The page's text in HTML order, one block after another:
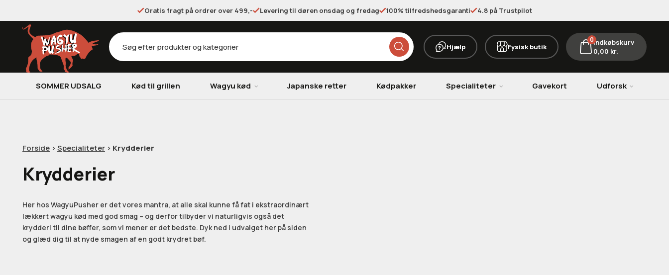
Gratis fragt på ordrer over 499,- Levering til døren onsdag og fredag 100% tilfredshedsgaranti 4.8 på Trustpilot
Products
search Hjælp Fysisk butik
0Indkøbskurv
0,00 kr.
SOMMER UDSALG Kød til grillen Wagyu kød Japanske retter Kødpakker Specialiteter Gavekort Udforsk
Forside > Specialiteter > Krydderier
Krydderier
Her hos WagyuPusher er det vores mantra, at alle skal kunne få fat i ekstraordinært
lækkert wagyu kød med god smag – og derfor tilbyder vi naturligvis også det
krydderi til dine bøffer, som vi mener er det bedste. Dyk ned i udvalget her på siden
og glæd dig til at nyde smagen af en godt krydret bøf.